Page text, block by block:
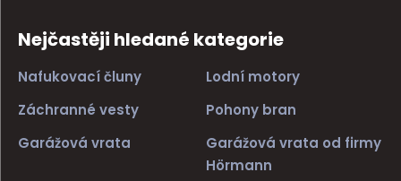
Nejčastěji hledané kategorie
Nafukovací čluny
Lodní motory
Záchranné vesty
Pohony bran
Garážová vrata
Garážová vrata od firmy
Hörmann